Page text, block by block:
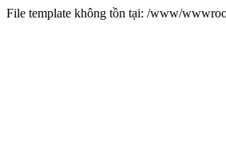
File template không tồn tại: /www/